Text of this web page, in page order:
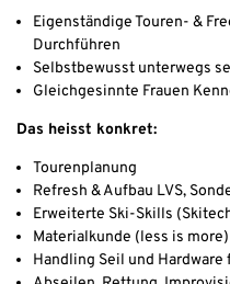
Eigenständige Touren- &
Durchführen
Selbstbewusst unterwegs
Gleichgesinnte Frauen
Das heisst konkret:
Tourenplanung
Refresh & Aufbau LVS,
Erweiterte Ski-Skills
Materialkunde (less is more)
Handling Seil und Hardware